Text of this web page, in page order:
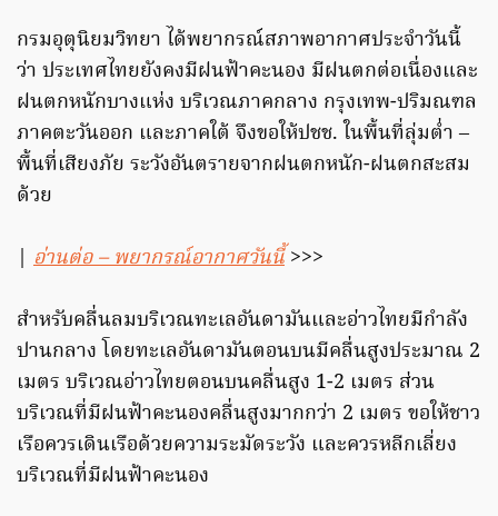
กรมอุตุนิยมวิทยา ได้พยากรณ์สภาพอากาศประจำวันนี้
ว่า ประเทศไทยยังคงมีฝนฟ้าคะนอง มีฝนตกต่อเนื่องและ
ฝนตกหนักบางแห่ง บริเวณภาคกลาง กรุงเทพ-ปริมณฑล
ภาคตะวันออก และภาคใต้ จึงขอให้ปชช. ในพื้นที่ลุ่มต่ำ –
พื้นที่เสียงภัย ระวังอันตรายจากฝนตกหนัก-ฝนตกสะสม
ด้วย
| อ่านต่อ – พยากรณ์อากาศวันนี้>>>
สำหรับคลื่นลมบริเวณทะเลอันดามันและอ่าวไทยมีกำลัง
ปานกลาง โดยทะเลอันดามันตอนบนมีคลื่นสูงประมาณ 2
เมตร บริเวณอ่าวไทยตอนบนคลื่นสูง 1-2 เมตร ส่วน
บริเวณที่มีฝนฟ้าคะนองคลื่นสูงมากกว่า 2 เมตร ขอให้ชาว
เรือควรเดินเรือด้วยความระมัดระวัง และควรหลีกเลี่ยง
บริเวณที่มีฝนฟ้าคะนอง